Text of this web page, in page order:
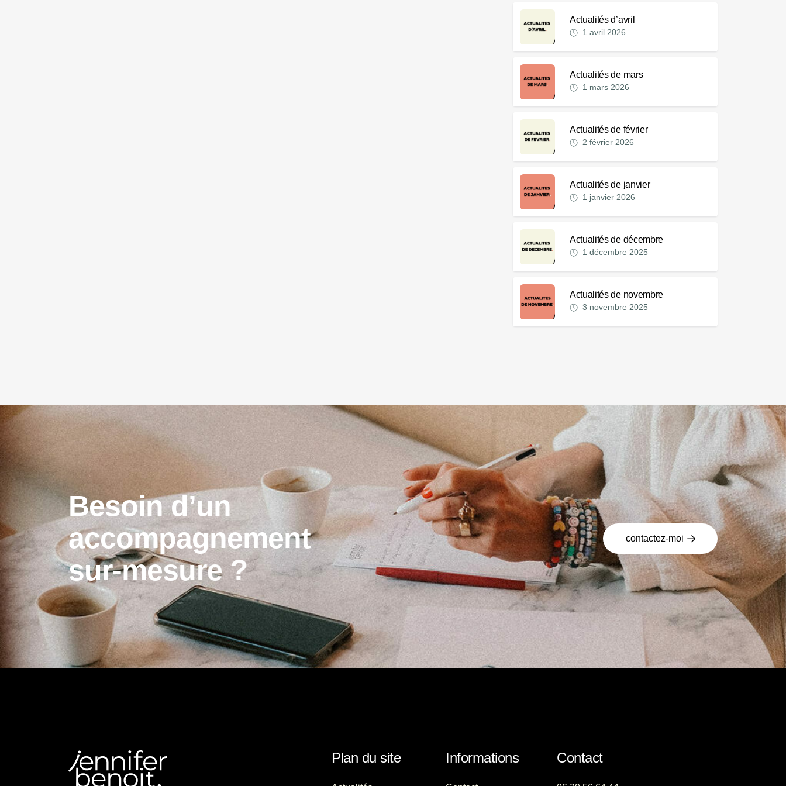
Actualités d’avril
1 avril 2026
Actualités de mars
1 mars 2026
Actualités de février
2 février 2026
Actualités de janvier
1 janvier 2026
Actualités de décembre
1 décembre 2025
Actualités de novembre
3 novembre 2025
Besoin d’un
accompagnement
sur-mesure ?
contactez-moi
Plan du site Informations Contact